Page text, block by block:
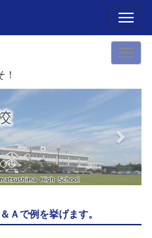
e
x
Ａで例を挙げます。